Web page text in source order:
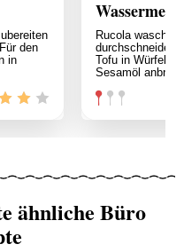
den
in
Rucola waschen
durchschneiden.
Tofu in Würfel
Sesamöl
ähnliche Büro